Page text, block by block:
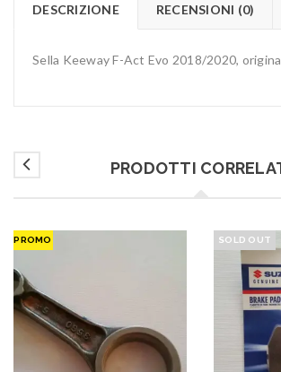
DESCRIZIONE RECENSIONI (0)
Sella Keeway F-Act Evo 2018/2020,
PRODOTTI
PROMO SOLD OUT